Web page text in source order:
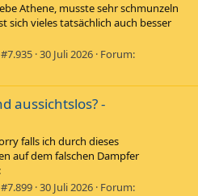
Athene, musste sehr schmunzeln
sich vieles tatsächlich auch besser
30 Juli 2026 Forum:
aussichtslos? -
falls ich durch dieses
auf dem falschen Dampfer
30 Juli 2026 Forum: